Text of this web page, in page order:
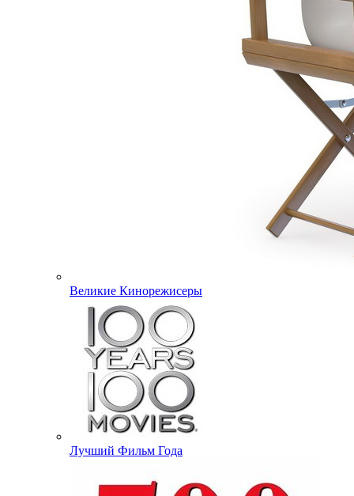
Великие Кинорежисеры
Лучший Фильм Года